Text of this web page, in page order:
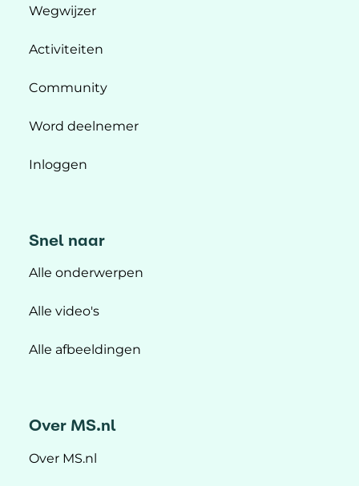
Wegwijzer
Activiteiten
Community
Word deelnemer
Inloggen
Snel naar
Alle onderwerpen
Alle video's
Alle afbeeldingen
Over MS.nl
Over MS.nl